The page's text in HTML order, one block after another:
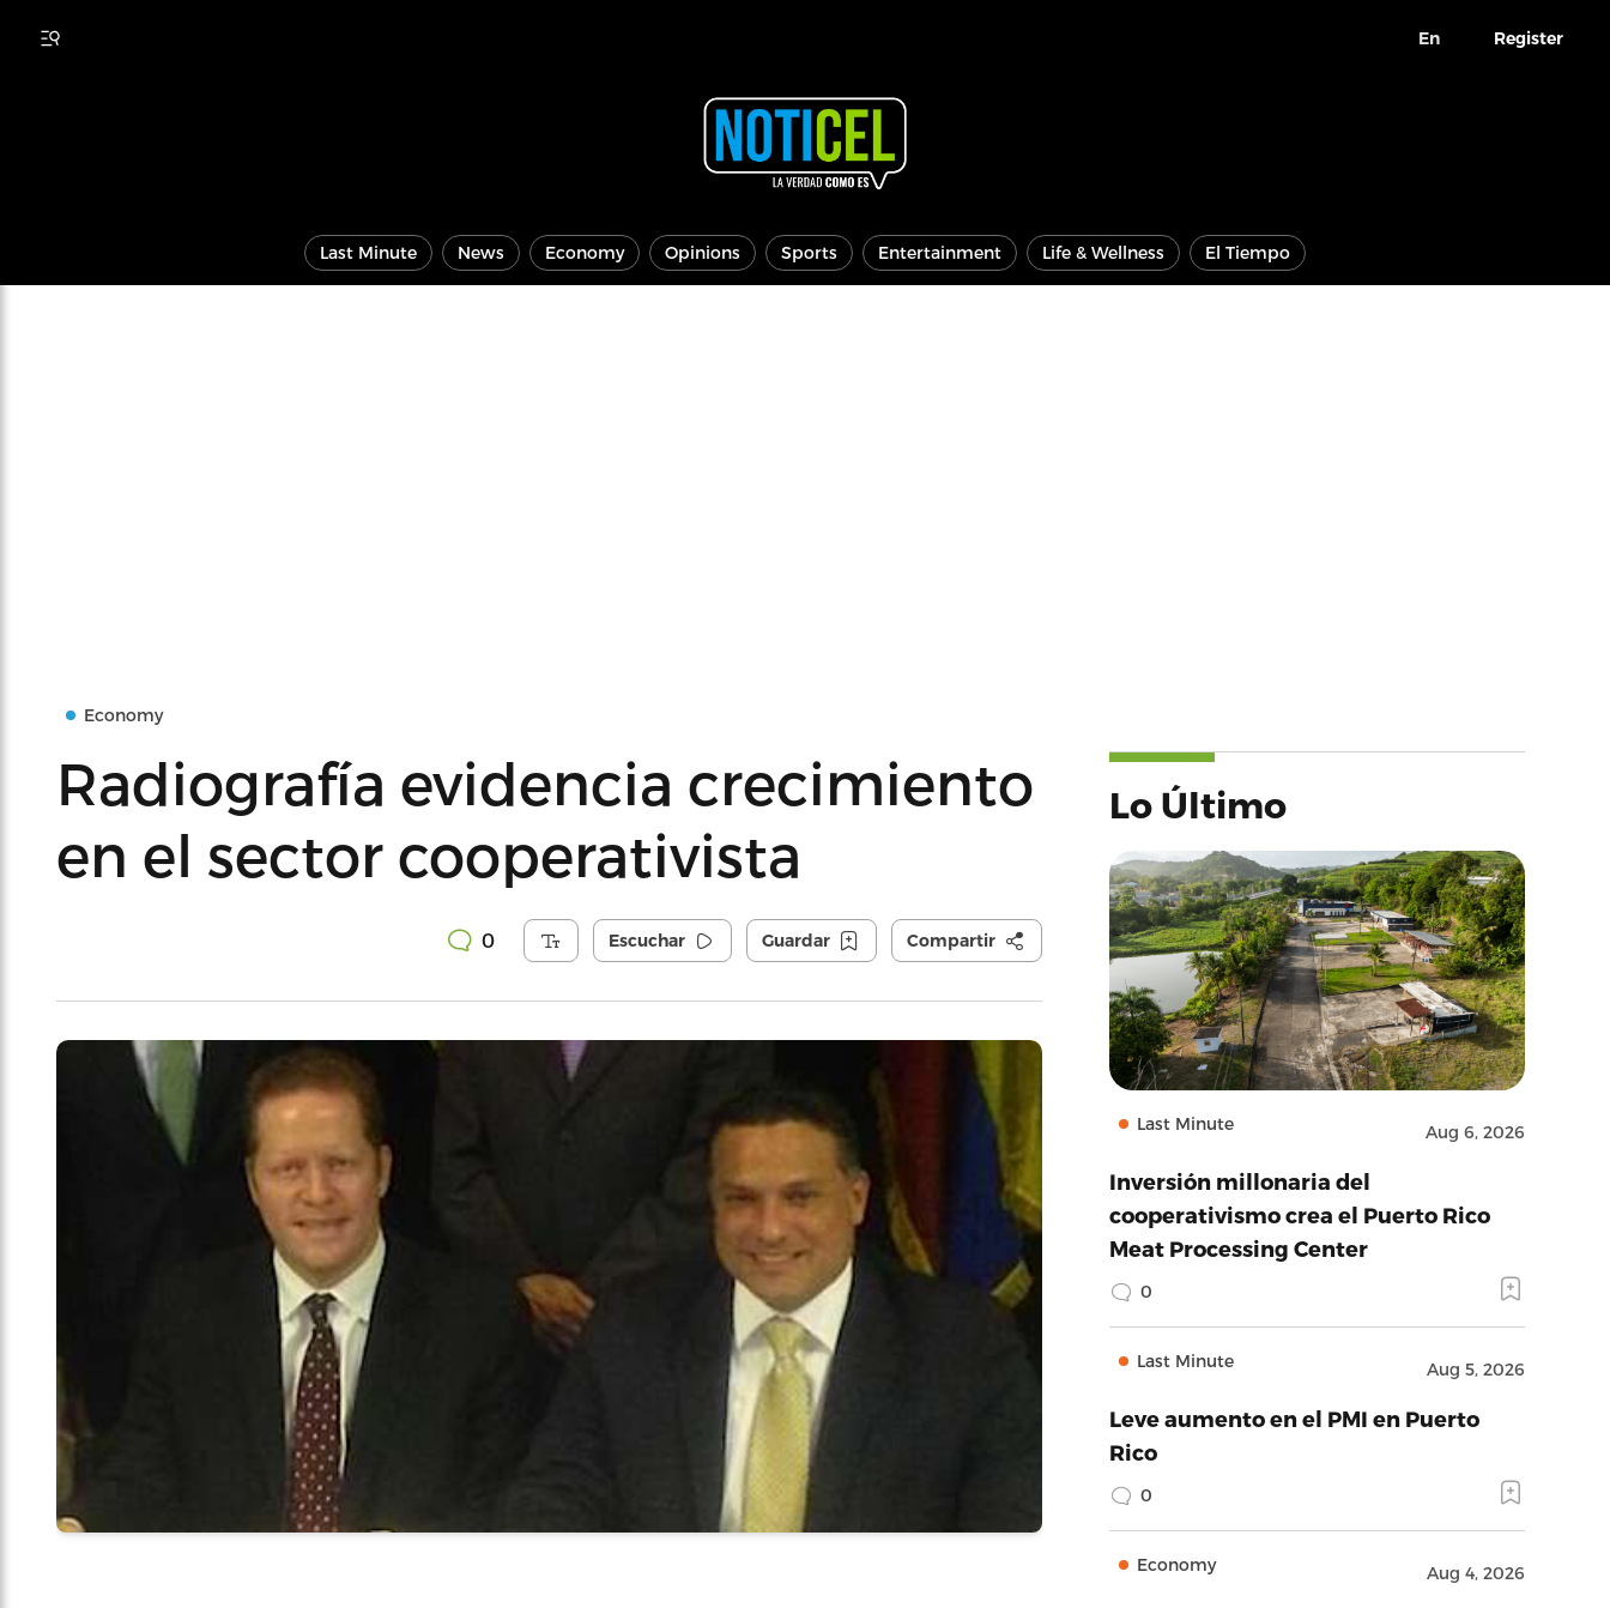
En Register
Last Minute News Economy Opinions Sports Entertainment Life & Wellness El Tiempo
Economy
Radiografía evidencia crecimiento
en el sector cooperativista
0 Escuchar Guardar Compartir
Lo Último
Last Minute Aug 6, 2026
Inversión millonaria del
cooperativismo crea el Puerto Rico
Meat Processing Center
0
Last Minute Aug 5, 2026
Leve aumento en el PMI en Puerto
Rico
0
Economy Aug 4, 2026